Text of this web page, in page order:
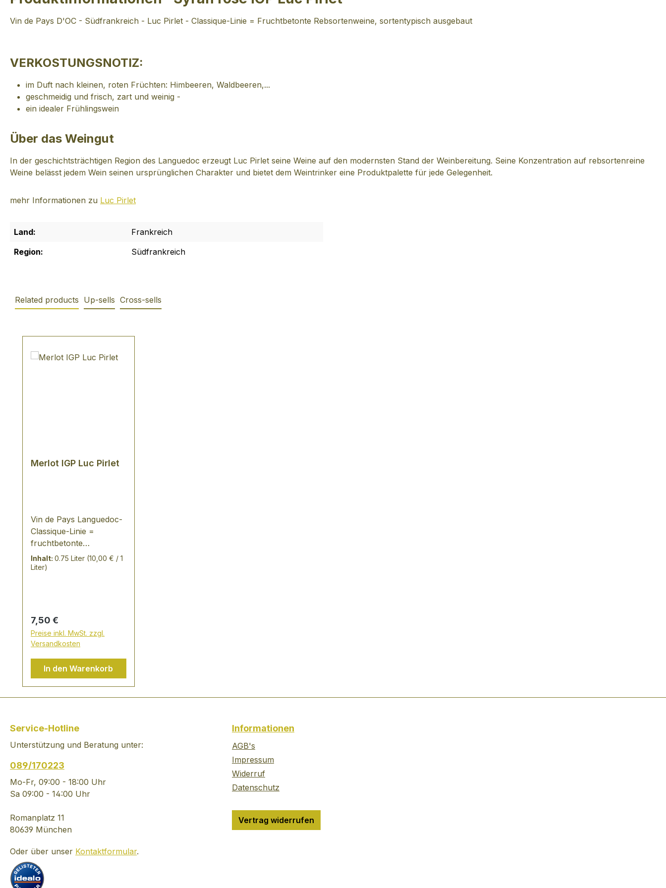
Vin de Pays D'OC - Südfrankreich - Luc Pirlet - Classique-Linie = Fruchtbetonte Rebsortenweine, sortentypisch ausgebaut
VERKOSTUNGSNOTIZ:
im Duft nach kleinen, roten Früchten: Himbeeren, Waldbeeren,...
geschmeidig und frisch, zart und weinig -
ein idealer Frühlingswein
Über das Weingut
In der geschichtsträchtigen Region des Languedoc erzeugt Luc Pirlet seine Weine auf den modernsten Stand der Weinbereitung. Seine Konzentration auf rebsortenreine
Weine belässt jedem Wein seinen ursprünglichen Charakter und bietet dem Weintrinker eine Produktpalette für jede Gelegenheit.
mehr Informationen zu Luc Pirlet
Land:
Frankreich
Region:
Südfrankreich
Related products Up-sells Cross-sells
Merlot IGP Luc Pirlet
Vin de Pays Languedoc-
Classique-Linie =
fruchtbetonte
Rebosortenweine,
sortentypisch ausgebaut
kleinen schwarzen
Beeren und
Gewürznoten - voll und
geschmeidig, leichte
Jugend mit schneller
Entwicklung gute
Ausgewogen - Luc Pirlet
Region des Languedoc
erzeugt Luc Pirlet seine
modernsten Stand der
Weinbereitung. Seine
Konzentration auf
belässt jedem Wein
seinen ursprünglichen
dem Weintrinker eine
Produktpalette für jede
Gelegenheit.
Inhalt: 0.75 Liter (10,00 € / 1
Liter)
Regulärer Preis:
7,50 €
Preise inkl. MwSt. zzgl.
Versandkosten
In den Warenkorb
Service-Hotline
Unterstützung und Beratung unter:
089/170223
Mo-Fr, 09:00 - 18:00 Uhr
Sa 09:00 - 14:00 Uhr
Romanplatz 11
80639 München
Oder über unser Kontaktformular.
Informationen
AGB's
Impressum
Widerruf
Datenschutz
Vertrag widerrufen